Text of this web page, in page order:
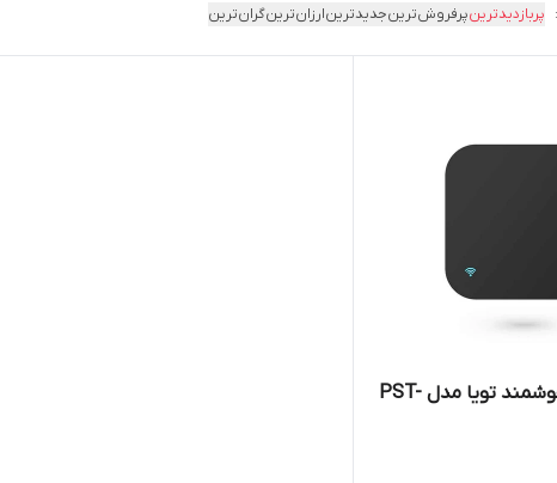
پربازدیدترینپرفروش‌ترینجدیدترینارزان‌ترینگران‌ترین
ریموت کنترل هوشمند تویا مدل PST-